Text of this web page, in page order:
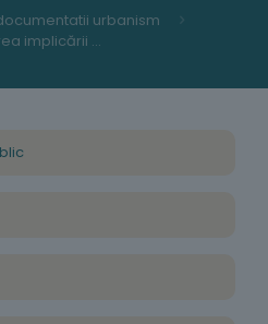
urbanism
În vederea implicării publicului în etapa elaborării unui Plan Urbanistic Zonal, aducem la cunoştinţă că U.A.T. Municipiul Buzău, cu sediul social în Buzău, Piața Daciei, nr. 1, în calitate de iniţiatori pentru documentatia de urbanism PUZ „CENTRU INTEGRAT DE COLECTARE SEPARATA A DESEURILOR PRIN APORT VOLUNTAR IN MUNICIPIUL BUZAU“, a demarat etapa pregatitoare de informare a publicului cu privire la intentia de elaborare a Planului Urbanistic Zonal.